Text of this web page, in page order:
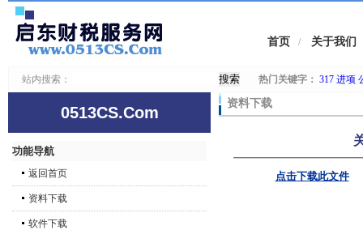
首页 / 关于我们
站内搜索： 热门关键字： 317 进项
0513CS.Com
功能导航
返回首页
资料下载
软件下载
资料下载
点击下载此文件